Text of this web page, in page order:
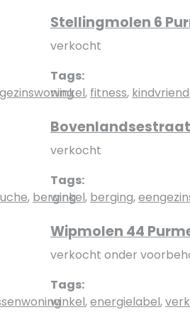
Stellingmolen 6
verkocht
Tags:
winkel, fitness,
, berging
verkocht
Tags:
winkel, berging,
Wipmolen 44
verkocht onder
Tags:
winkel,energielabel,